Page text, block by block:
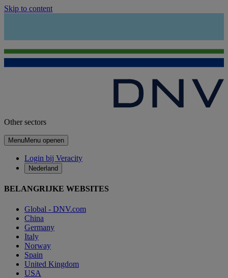
Skip to content
Other sectors
MenuMenu openen
Login bij Veracity
Nederland
BELANGRIJKE WEBSITES
Global - DNV.com
China
Germany
Italy
Norway
Spain
United Kingdom
USA